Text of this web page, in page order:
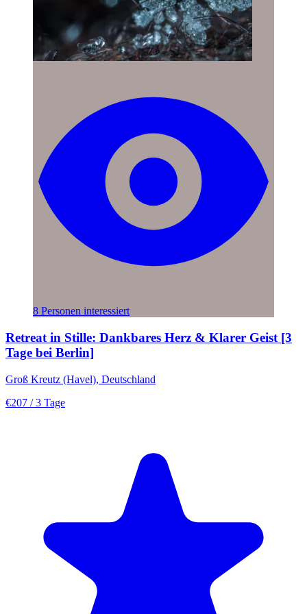
8 Personen interessiert
Retreat in Stille: Dankbares Herz & Klarer Geist [3
Tage bei Berlin]
Groß Kreutz (Havel), Deutschland
€207 / 3 Tage